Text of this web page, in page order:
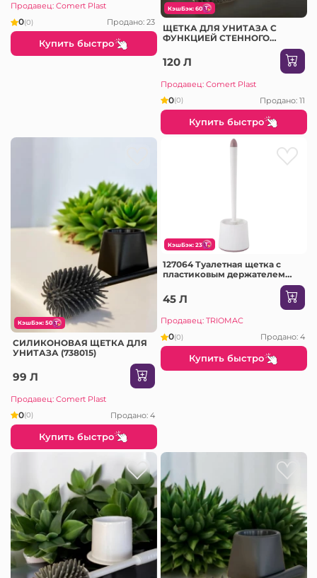
Продавец: Comert Plast
0(0) Продано: 23
Купить быстро
КэшБэк: 60
ЩЕТКА ДЛЯ УНИТАЗА С
ФУНКЦИЕЙ СТЕННОГО
120 Л
Продавец: Comert Plast
0(0) Продано: 11
Купить быстро
КэшБэк: 50
СИЛИКОНОВАЯ ЩЕТКА ДЛЯ
УНИТАЗА (738015)
99 Л
Продавец: Comert Plast
0(0) Продано: 4
Купить быстро
КэшБэк: 23
127064 Туалетная щетка с
пластиковым держателем
45 Л
Продавец: TRIOMAC
0(0) Продано: 4
Купить быстро